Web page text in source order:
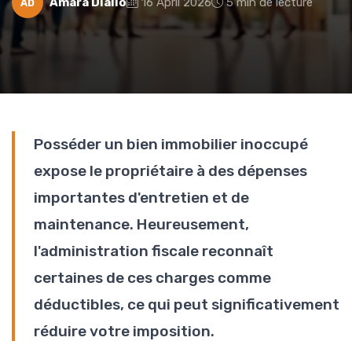
AD
Posséder un bien immobilier inoccupé
expose le propriétaire à des dépenses
importantes d'entretien et de
maintenance. Heureusement,
l'administration fiscale reconnaît
certaines de ces charges comme
déductibles, ce qui peut significativement
réduire votre imposition.